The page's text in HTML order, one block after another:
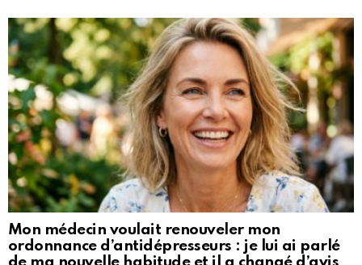
Mon médecin voulait renouveler mon
ordonnance d’antidépresseurs : je lui ai parlé